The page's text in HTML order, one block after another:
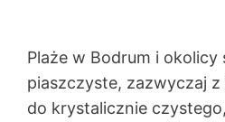
Plaże w Bodrum i
piaszczyste, zazwyczaj z
do krystalicznie